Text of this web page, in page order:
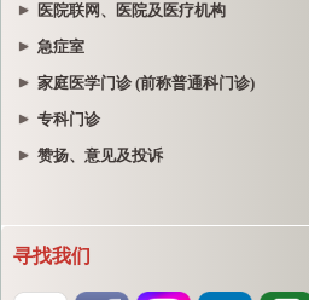
医院联网、医院及医疗机构
急症室
家庭医学门诊 (前称普通科门诊)
专科门诊
赞扬、意见及投诉
寻找我们